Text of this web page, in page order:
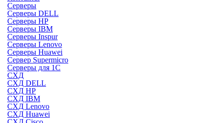
Серверы
Серверы DELL
Серверы HP
Серверы IBM
Серверы Inspur
Серверы Lenovo
Серверы Huawei
Сервер Supermicro
Серверы для 1C
СХД
СХД DELL
СХД HP
СХД IBM
СХД Lenovo
СХД Huawei